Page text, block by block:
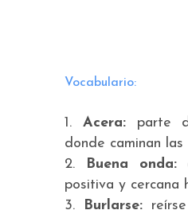
Vocabulario:
Acera:parte
donde caminan las
Buena onda:
positiva y cercana
Burlarse: